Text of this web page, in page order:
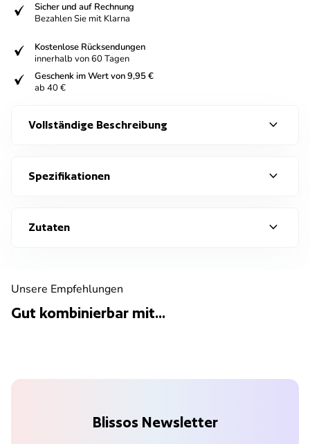
Sicher und auf Rechnung
Bezahlen Sie mit Klarna
Kostenlose Rücksendungen
innerhalb von 60 Tagen
Geschenk im Wert von 9,95 €
ab 40 €
Vollständige Beschreibung expand_more
Spezifikationen expand_more
Zutaten expand_more
Unsere Empfehlungen
Gut kombinierbar mit...
Blissos Newsletter